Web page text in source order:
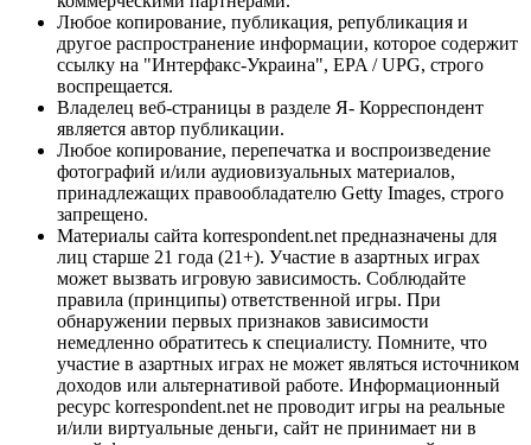
Любое копирование, публикация, републикация и
другое распространение информации, которое содержит
ссылку на "Интерфакс-Украина", EPA / UPG, строго
воспрещается.
Владелец веб-страницы в разделе Я- Корреспондент
является автор публикации.
Любое копирование, перепечатка и воспроизведение
фотографий и/или аудиовизуальных материалов,
принадлежащих правообладателю Getty Images, строго
запрещено.
Материалы сайта korrespondent.net предназначены для
лиц старше 21 года (21+). Участие в азартных играх
может вызвать игровую зависимость. Соблюдайте
правила (принципы) ответственной игры. При
обнаружении первых признаков зависимости
немедленно обратитесь к специалисту. Помните, что
участие в азартных играх не может являться источником
доходов или альтернативой работе. Информационный
ресурс korrespondent.net не проводит игры на реальные
и/или виртуальные деньги, сайт не принимает ни в